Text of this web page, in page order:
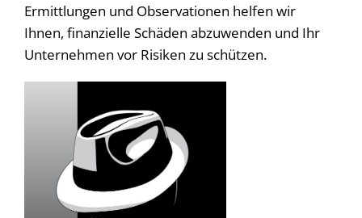
Ermittlungen und Observationen helfen wir
Ihnen, finanzielle Schäden abzuwenden und Ihr
Unternehmen vor Risiken zu schützen.